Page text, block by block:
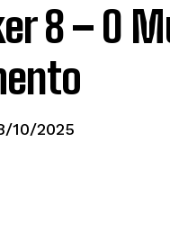
8 – O
10/2025